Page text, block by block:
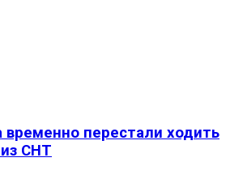
временно перестали ходить
СНТ